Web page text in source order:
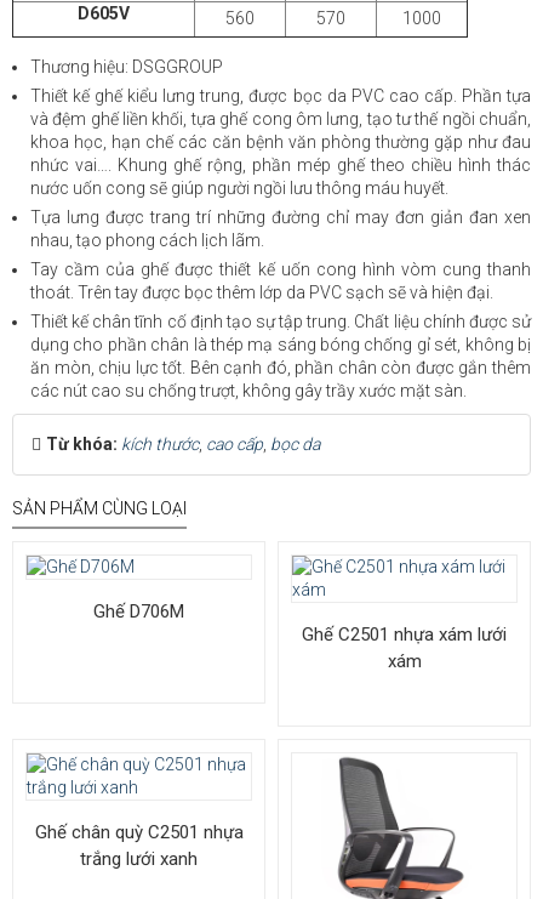
D605V
560 570 1000
Thương hiệu: DSGGROUP
Thiết kế ghế kiểu lưng trung, được bọc da PVC cao cấp. Phần tựa
và đệm ghế liền khối, tựa ghế cong ôm lưng, tạo tư thế ngồi chuẩn,
khoa học, hạn chế các căn bệnh văn phòng thường gặp như đau
nhức vai…. Khung ghế rộng, phần mép ghế theo chiều hình thác
nước uốn cong sẽ giúp người ngồi lưu thông máu huyết.
Tựa lưng được trang trí những đường chỉ may đơn giản đan xen
nhau, tạo phong cách lịch lãm.
Tay cầm của ghế được thiết kế uốn cong hình vòm cung thanh
thoát. Trên tay được bọc thêm lớp da PVC sạch sẽ và hiện đại.
Thiết kế chân tĩnh cố định tạo sự tập trung. Chất liệu chính được sử
dụng cho phần chân là thép mạ sáng bóng chống gỉ sét, không bị
ăn mòn, chịu lực tốt. Bên cạnh đó, phần chân còn được gắn thêm
các nút cao su chống trượt, không gây trầy xước mặt sàn.
Từ khóa: kích thước, cao cấp bọc da
SẢN PHẨM CÙNG LOẠI
Ghế D706M
Ghế C2501 nhựa xám lưới
xám
Ghế chân quỳ C2501 nhựa
trắng lưới xanh